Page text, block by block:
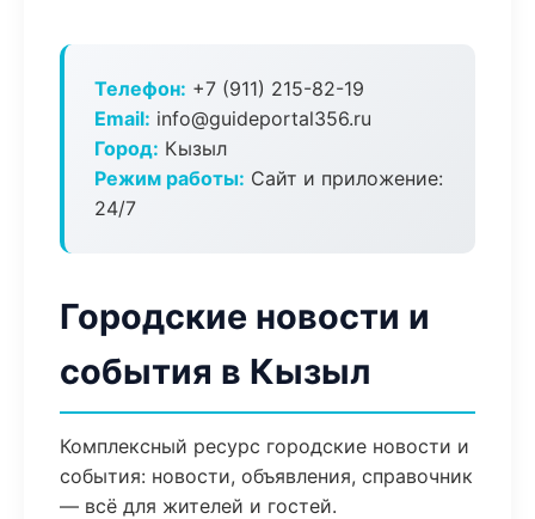
Телефон: +7 (911) 215-82-19
Email: info@guideportal356.ru
Город: Кызыл
Режим работы: Сайт и приложение:
24/7
Городские новости и
события в Кызыл
Комплексный ресурс городские новости и
события: новости, объявления, справочник
— всё для жителей и гостей.